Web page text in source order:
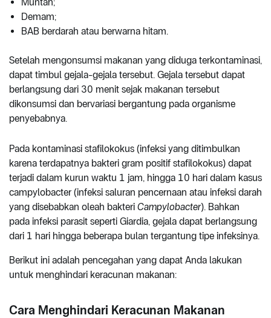
Demam;
BAB berdarah atau berwarna hitam.
Setelah mengonsumsi makanan yang diduga terkontaminasi,
dapat timbul gejala-gejala tersebut. Gejala tersebut dapat
berlangsung dari 30 menit sejak makanan tersebut
dikonsumsi dan bervariasi bergantung pada organisme
penyebabnya.
Pada kontaminasi stafilokokus (infeksi yang ditimbulkan
karena terdapatnya bakteri gram positif stafilokokus) dapat
terjadi dalam kurun waktu 1 jam, hingga 10 hari dalam kasus
campylobacter (infeksi saluran pencernaan atau infeksi darah
yang disebabkan oleah bakteri Campylobacter). Bahkan
pada infeksi parasit seperti Giardia, gejala dapat berlangsung
dari 1 hari hingga beberapa bulan tergantung tipe infeksinya.
Berikut ini adalah pencegahan yang dapat Anda lakukan
untuk menghindari keracunan makanan:
Cara Menghindari Keracunan Makanan